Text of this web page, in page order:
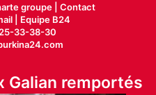
groupe | Contact
|
Equipe B24
33-38-30
Galian remportés